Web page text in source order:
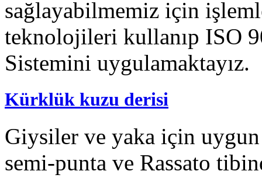
sağlayabilmemiz için
teknolojileri kullanıp ISO
Sistemini uygulamaktayız.
Kürklük kuzu derisi
Giysiler ve yaka için
semi-punta ve Rassato